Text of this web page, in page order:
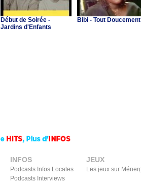
Début de Soirée -
Jardins d'Enfants
Bibi - Tout Doucement
INFOS
Podcasts Infos Locales
Podcasts Interviews
JEUX
Les jeux sur